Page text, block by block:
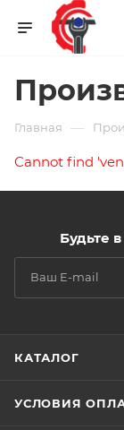
Главная —
Cannot find
Будьте
КАТАЛОГ
УСЛОВИЯ